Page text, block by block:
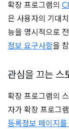
확장 프로그램의
은 사용자의 기대
능을 명시적으로
정보 요구사항을
관심을 끄는 스
확장 프로그램의
자가 확장 프로그
등록정보 페이지를